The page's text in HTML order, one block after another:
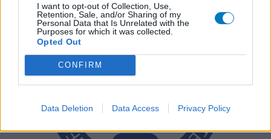
I want to opt-out of Collection, Use,
Retention, Sale, and/or Sharing of my
Personal Data that Is Unrelated with the
Purposes for which it was collected.
Opted Out
CONFIRM
Data Deletion Data Access Privacy Policy